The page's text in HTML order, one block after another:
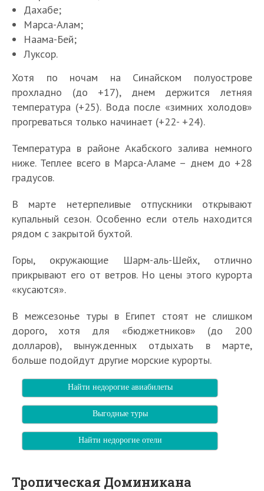
Дахабе;
Марса-Алам;
Наама-Бей;
Луксор.
Хотя по ночам на Синайском полуострове
прохладно (до +17), днем держится летняя
температура (+25). Вода после «зимних холодов»
прогреваться только начинает (+22- +24).
Температура в районе Акабского залива немного
ниже. Теплее всего в Марса-Аламе – днем до +28
градусов.
В марте нетерпеливые отпускники открывают
купальный сезон. Особенно если отель находится
рядом с закрытой бухтой.
Горы, окружающие Шарм-аль-Шейх, отлично
прикрывают его от ветров. Но цены этого курорта
«кусаются».
В межсезонье туры в Египет стоят не слишком
дорого, хотя для «бюджетников» (до 200
долларов), вынужденных отдыхать в марте,
больше подойдут другие морские курорты.
Найти недорогие авиабилеты
Выгодные туры
Найти недорогие отели
Тропическая Доминикана